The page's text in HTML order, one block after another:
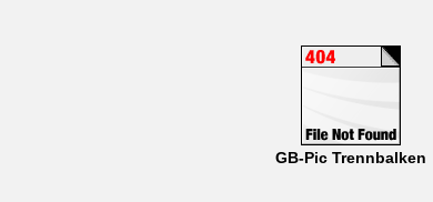
GB-Pic Trennbalken